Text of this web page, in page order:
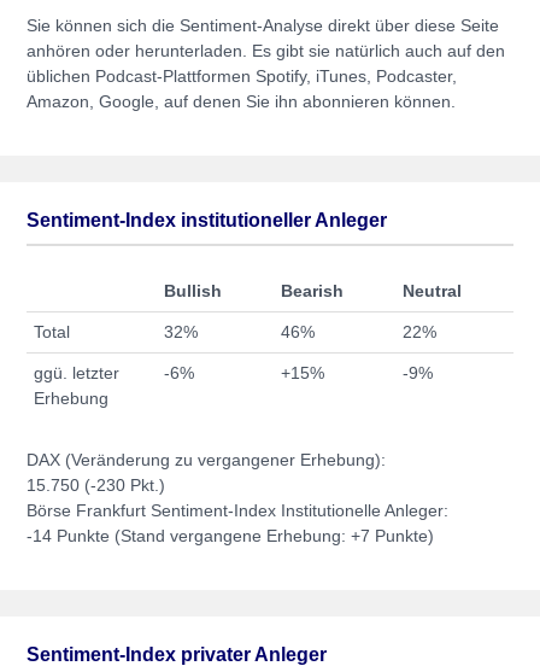
Sie können sich die Sentiment-Analyse direkt über diese Seite
anhören oder herunterladen. Es gibt sie natürlich auch auf den
üblichen Podcast-Plattformen Spotify, iTunes, Podcaster,
Amazon, Google, auf denen Sie ihn abonnieren können.
Sentiment-Index institutioneller Anleger
Bullish Bearish Neutral
Total 32% 46% 22%
ggü. letzter
Erhebung
-6% +15% -9%
DAX (Veränderung zu vergangener Erhebung):
15.750 (-230 Pkt.)
Börse Frankfurt Sentiment-Index Institutionelle Anleger:
-14 Punkte (Stand vergangene Erhebung: +7 Punkte)
Sentiment-Index privater Anleger